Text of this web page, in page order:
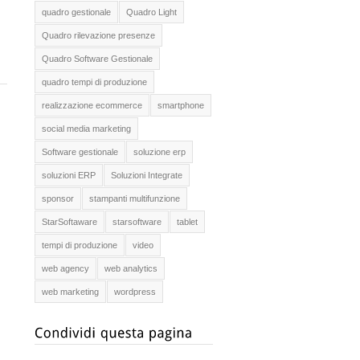
quadro gestionale Quadro Light
Quadro rilevazione presenze
Quadro Software Gestionale
quadro tempi di produzione
realizzazione ecommerce smartphone
social media marketing
Software gestionale soluzione erp
soluzioni ERP Soluzioni Integrate
sponsor stampanti multifunzione
StarSoftaware starsoftware tablet
tempi di produzione video
web agency web analytics
web marketing wordpress